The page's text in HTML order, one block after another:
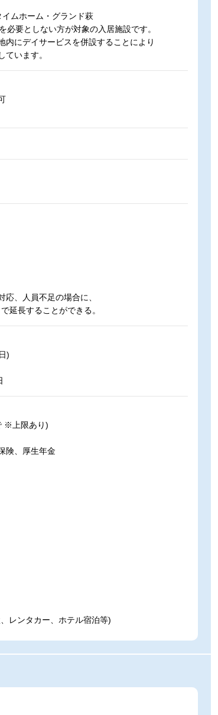
ムホーム・グランド萩
要としない方が対象の入居施設です。
内にデイサービスを併設することにより
います。
、人員不足の場合に、
延長することができる。
)
※上限あり)
険、厚生年金
レンタカー、ホテル宿泊等)